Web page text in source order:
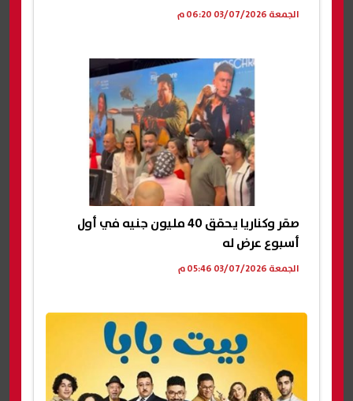
الجمعة 03/07/2026 06:20 م
صقر وكناريا يحقق 40 مليون جنيه في أول
أسبوع عرض له
الجمعة 03/07/2026 05:46 م